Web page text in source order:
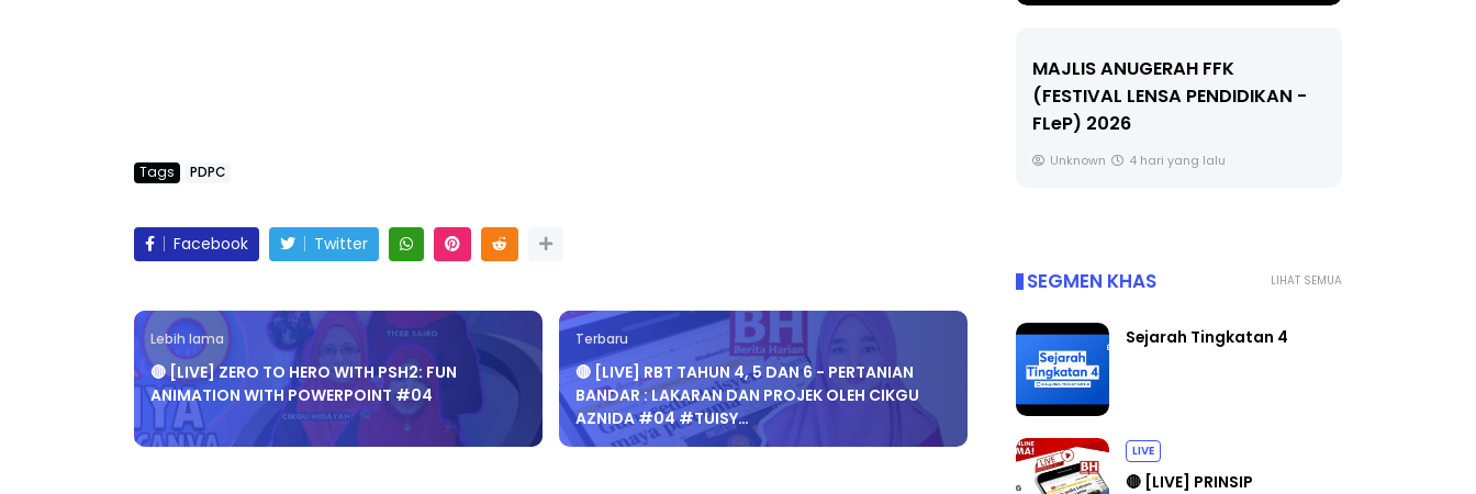
Tags PDPC
Facebook Twitter
Lebih lama
🔴 [LIVE] ZERO TO HERO WITH PSH2: FUN
ANIMATION WITH POWERPOINT #04
Terbaru
🔴 [LIVE] RBT TAHUN 4, 5 DAN 6 - PERTANIAN
BANDAR : LAKARAN DAN PROJEK OLEH CIKGU
AZNIDA #04 #TUISY…
MAJLIS ANUGERAH FFK
(FESTIVAL LENSA PENDIDIKAN -
FLeP) 2026
Unknown 4 hari yang lalu
LIHAT SEMUA
SEGMEN KHAS
Sejarah Tingkatan 4
LIVE
🔴 [LIVE] PRINSIP